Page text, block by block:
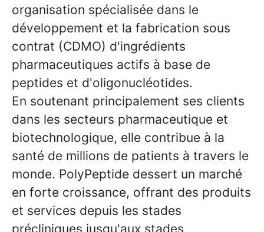
organisation spécialisée dans le
développement et la fabrication sous
contrat (CDMO) d'ingrédients
pharmaceutiques actifs à base de
peptides et d'oligonucléotides.
En soutenant principalement ses clients
dans les secteurs pharmaceutique et
biotechnologique, elle contribue à la
santé de millions de patients à travers le
monde. PolyPeptide dessert un marché
en forte croissance, offrant des produits
et services depuis les stades
précliniques jusqu'aux stades